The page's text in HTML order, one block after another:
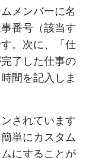
メンバーに名
番号（該当す
。次に、「仕
了した仕事の
間を記入しま
されています
単にカスタム
にすることが